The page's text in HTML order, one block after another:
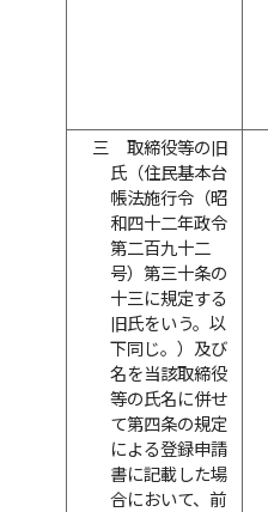
三
取締役等の旧
氏（住民基本台
帳法施行令（昭
和四十二年政令
第二百九十二
号）第三十条の
十三に規定する
旧氏をいう。以
下同じ。）及び
名を当該取締役
等の氏名に併せ
て第四条の規定
による登録申請
書に記載した場
合において、前